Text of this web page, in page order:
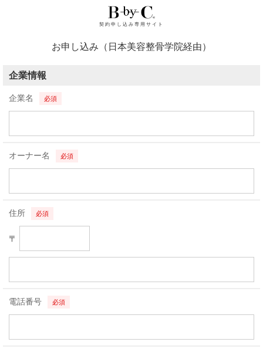
契約申し込み専用サイト
お申し込み（日本美容整骨学院経由）
企業情報
企業名 必須
オーナー名 必須
住所 必須
〒
電話番号 必須